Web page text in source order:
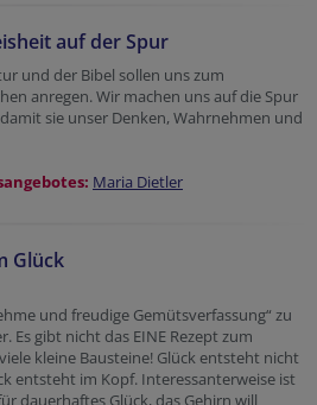
auf der Spur
und der Bibel sollen uns zum
anregen. Wir machen uns auf die Spur
sie unser Denken, Wahrnehmen und
Maria Dietler
Glück
und freudige Gemütsverfassung“ zu
Es gibt nicht das EINE Rezept zum
kleine Bausteine! Glück entsteht nicht
entsteht im Kopf. Interessanterweise ist
dauerhaftes Glück, das Gehirn will